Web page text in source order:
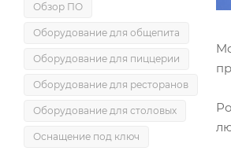
Обзор ПО
Оборудование для общепита
Оборудование для пиццерии
Оборудование для ресторанов
Оборудование для столовых
Оснащение под ключ